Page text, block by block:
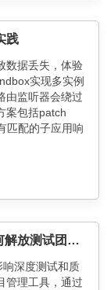
践
数据丢失，体验
实现多实例
由监听器会绕过
案包括patch
匹配的子应用响
从"人工催办"到"AI 规则驱动"：我们如何解放测试团队的生产力
响深度测试和质
管理工具，通过